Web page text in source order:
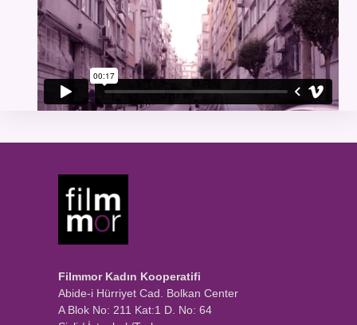
Filmmor Kadın Kooperatifi
Abide-i Hürriyet Cad. Bolkan Center
A Blok No: 211 Kat:1 D. No: 64